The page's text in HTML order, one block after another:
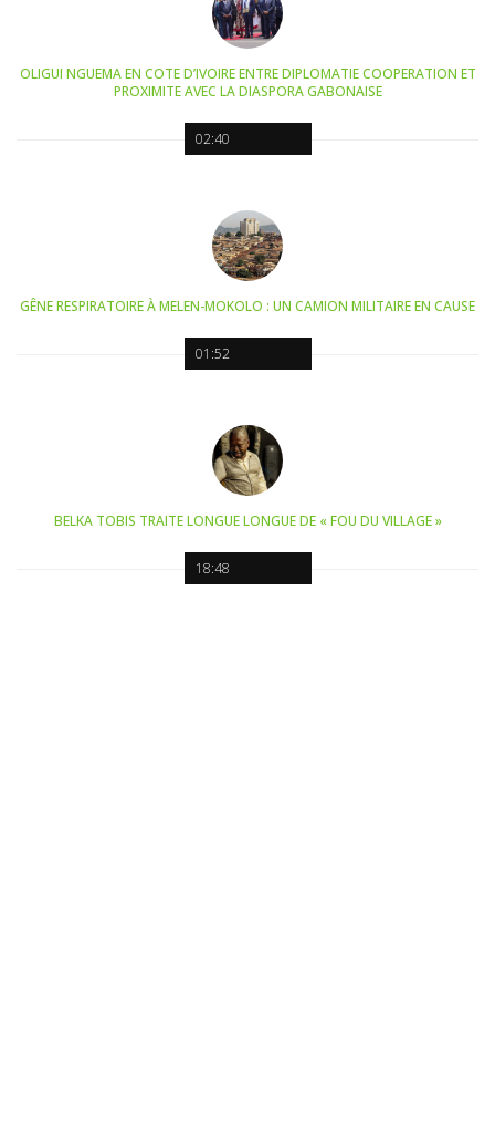
02:40
OLIGUI NGUEMA EN COTE D’IVOIRE ENTRE DIPLOMATIE COOPERATION ET
PROXIMITE AVEC LA DIASPORA GABONAISE
01:52
GÊNE RESPIRATOIRE À MELEN-MOKOLO : UN CAMION MILITAIRE EN CAUSE
18:48
BELKA TOBIS TRAITE LONGUE LONGUE DE « FOU DU VILLAGE »